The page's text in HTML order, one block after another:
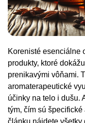
Korenisté esenciálne
produkty, ktoré
prenikavými vôňami.
aromaterapeutické
účinky na telo i dušu.
tým, čím sú
článku nájdete všetky